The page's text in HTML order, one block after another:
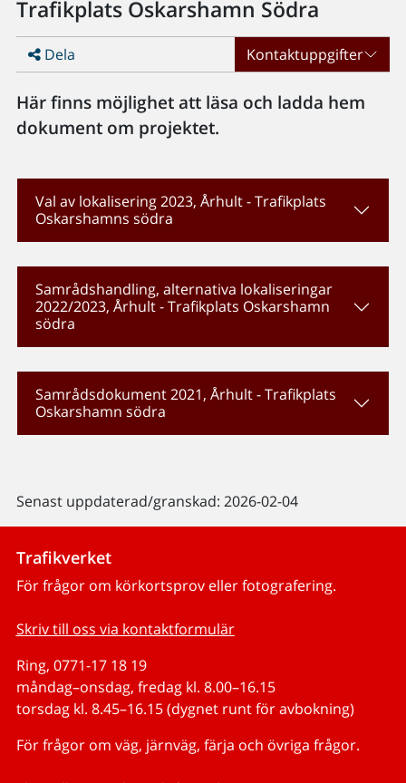
Trafikplats Oskarshamn Södra
Dela Kontaktuppgifter
Här finns möjlighet att läsa och ladda hem
dokument om projektet.
Val av lokalisering 2023, Århult - Trafikplats
Oskarshamns södra
Samrådshandling, alternativa lokaliseringar
2022/2023, Århult - Trafikplats Oskarshamn
södra
Samrådsdokument 2021, Århult - Trafikplats
Oskarshamn södra
Senast uppdaterad/granskad: 2026-02-04
Trafikverket
För frågor om körkortsprov eller fotografering.
Skriv till oss via kontaktformulär
Ring, 0771-17 18 19
måndag–onsdag, fredag kl. 8.00–16.15
torsdag kl. 8.45–16.15 (dygnet runt för avbokning)
För frågor om väg, järnväg, färja och övriga frågor.